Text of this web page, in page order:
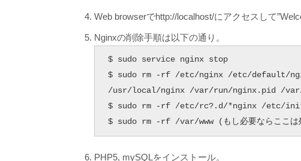
Web browserでhttp://localhost/にアクセスして
Nginxの削除手順は以下の通り。
$ sudo service nginx stop
$ sudo rm -rf /etc/nginx /etc/default/
/usr/local/nginx /var/run/nginx.pid /
$ sudo rm -rf /etc/rc?.d/*nginx /etc/
$ sudo rm -rf /var/www (もし必要ならここは
PHP5, mySQLをインストール。